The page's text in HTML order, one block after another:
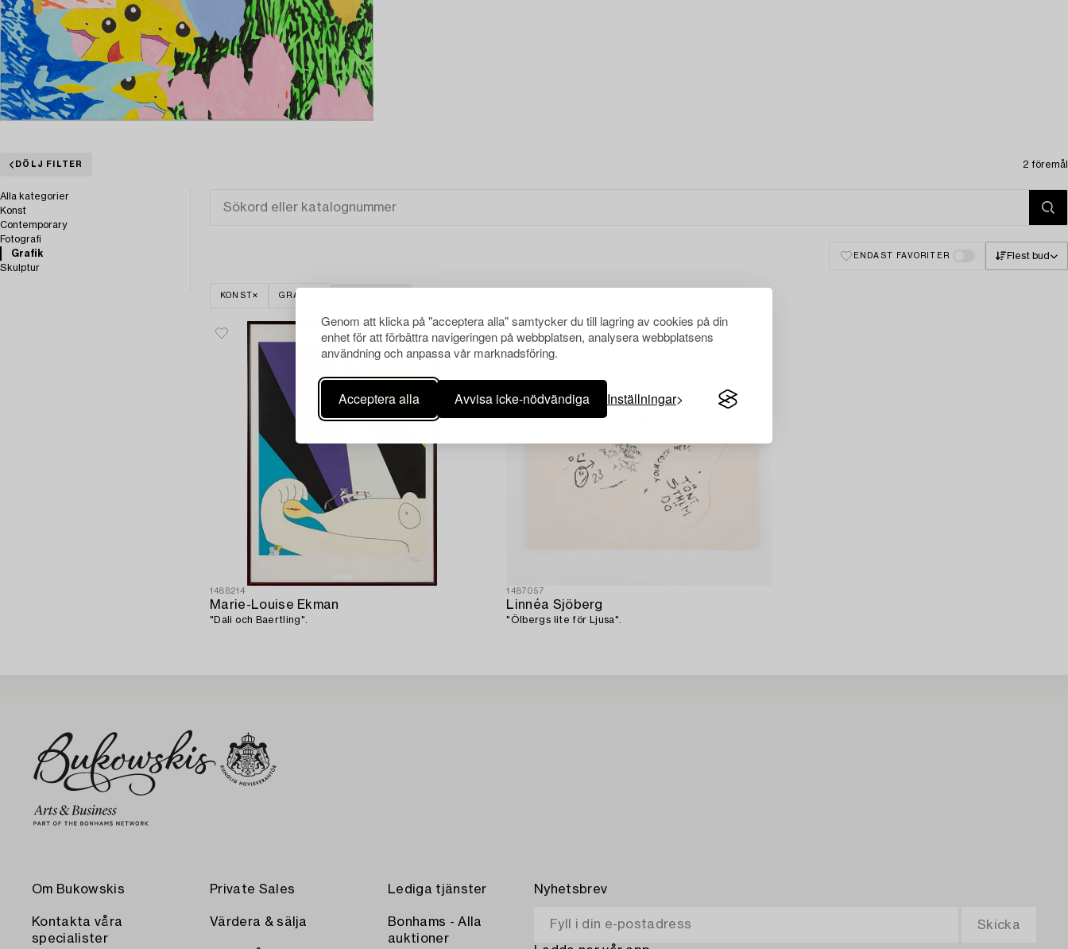
Genom att klicka på "acceptera alla" samtycker du till lagring av cookies på din
enhet för att förbättra navigeringen på webbplatsen, analysera webbplatsens
användning och anpassa vår marknadsföring.
Acceptera alla Avvisa icke-nödvändiga Inställningar
DÖLJ FILTER 2 föremål
Alla kategorier
Konst
Contemporary
Fotografi
Grafik
Skulptur
ENDAST FAVORITER Flest bud
KONST GRAFIK
1488214
Marie-Louise Ekman
"Dali och Baertling".
1487057
Linnéa Sjöberg
"Ölbergs lite för Ljusa".
Om Bukowskis
Kontakta våra
specialister
Private Sales
Värdera & sälja
Lediga tjänster
Bonhams - Alla
auktioner
Nyhetsbrev